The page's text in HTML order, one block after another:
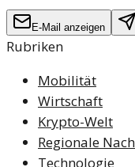
E-Mail anzeigen
Rubriken
Mobilität
Wirtschaft
Krypto-Welt
Regionale
Technologie